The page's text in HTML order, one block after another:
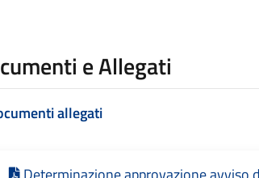
e Allegati
allegati